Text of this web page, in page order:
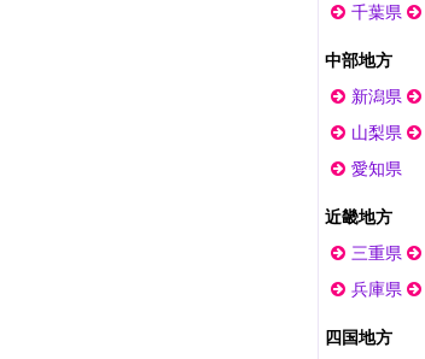
千葉県
中部地方
新潟県
山梨県
愛知県
近畿地方
三重県
兵庫県
四国地方